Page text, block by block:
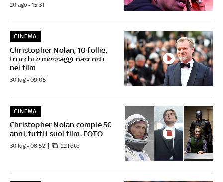
20 ago - 15:31
Christopher Nolan, 10 follie,
trucchi e messaggi nascosti
nei film
CINEMA
30 lug - 09:05
Christopher Nolan compie 50
anni, tutti i suoi film. FOTO
CINEMA
30 lug - 08:52 22 foto